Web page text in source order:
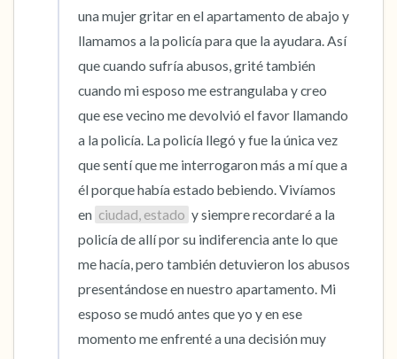
una mujer gritar en el apartamento de abajo y
llamamos a la policía para que la ayudara. Así
que cuando sufría abusos, grité también
cuando mi esposo me estrangulaba y creo
que ese vecino me devolvió el favor llamando
a la policía. La policía llegó y fue la única vez
que sentí que me interrogaron más a mí que a
él porque había estado bebiendo. Vivíamos
en ciudad, estado y siempre recordaré a la
policía de allí por su indiferencia ante lo que
me hacía, pero también detuvieron los abusos
presentándose en nuestro apartamento. Mi
esposo se mudó antes que yo y en ese
momento me enfrenté a una decisión muy